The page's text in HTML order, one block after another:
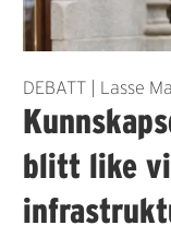
DEBATT | Lasse
blitt like